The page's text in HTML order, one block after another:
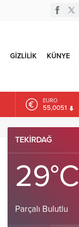
GİZLİLİK KÜNYE
EURO
55,0051
ALTIN
DOLAR
TEKIRDAĞ
29°C
Parçalı Bulutlu